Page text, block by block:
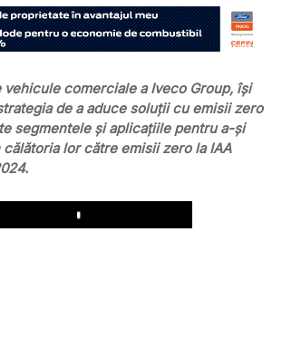
vehicule comerciale a Iveco Group, își
de a aduce soluții cu emisii zero
segmentele și aplicațiile pentru a-și
lor către emisii zero la IAA
Play